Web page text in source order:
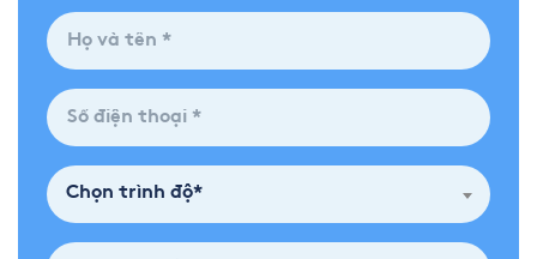
Chọn trình độ*